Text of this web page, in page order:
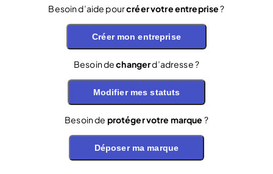
Besoin d’aide pourcréer votre entreprise?
Créer mon entreprise
Besoin dechangerd’adresse ?
Modifier mes statuts
Besoin de protéger votre marque ?
Déposer ma marque